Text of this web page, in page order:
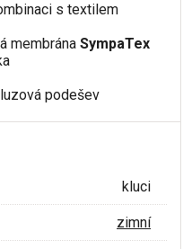
s textilem
membrána SympaTex
podešev
kluci
zimní